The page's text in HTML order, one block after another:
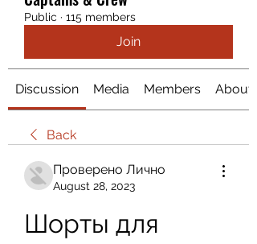
Public · 115 members
Join
Discussion Media Members About
Back
Проверено Лично
August 28, 2023
Шорты для